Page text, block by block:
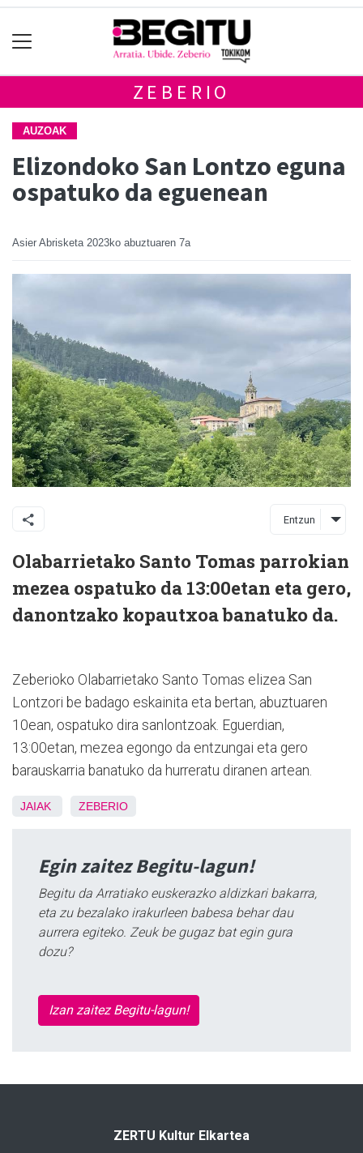
ZEBERIO
AUZOAK
Elizondoko San Lontzo eguna
ospatuko da eguenean
Asier Abrisketa 2023ko abuztuaren 7a
Entzun
Olabarrietako Santo Tomas parrokian
mezea ospatuko da 13:00etan eta gero,
danontzako kopautxoa banatuko da.
Zeberioko Olabarrietako Santo Tomas elizea San
Lontzori be badago eskainita eta bertan, abuztuaren
10ean, ospatuko dira sanlontzoak. Eguerdian,
13:00etan, mezea egongo da entzungai eta gero
barauskarria banatuko da hurreratu diranen artean.
JAIAK ZEBERIO
Egin zaitez Begitu-lagun!
Begitu da Arratiako euskerazko aldizkari bakarra,
eta zu bezalako irakurleen babesa behar dau
aurrera egiteko. Zeuk be gugaz bat egin gura
dozu?
Izan zaitez Begitu-lagun!
ZERTU Kultur Elkartea